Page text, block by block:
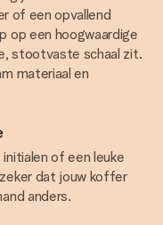
of een opvallend
op een hoogwaardige
stootvaste schaal zit.
materiaal en
of een leuke
dat jouw koffer
anders.